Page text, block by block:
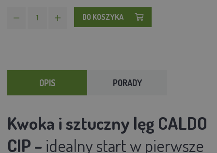
DO KOSZYKA
OPIS PORADY
Kwoka i sztuczny lęg CALDO
CIP – idealny start w pierwsze